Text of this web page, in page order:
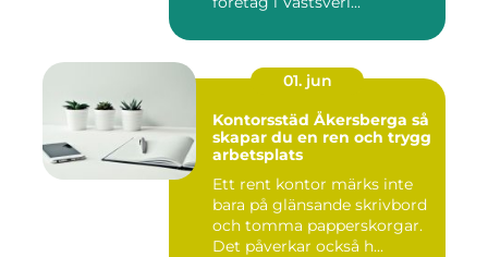
01. jun
Kontorsstäd Åkersberga så
skapar du en ren och trygg
arbetsplats
Ett rent kontor märks inte
bara på glänsande skrivbord
och tomma papperskorgar.
Det påverkar också h...